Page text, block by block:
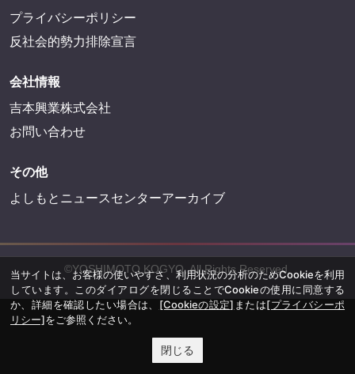
プライバシーポリシー
反社会的勢力排除宣言
会社情報
吉本興業株式会社
お問い合わせ
その他
よしもとニュースセンターアーカイブ
©YOSHIMOTO KOGYO, All Rights Reserved.
当サイトは、お客様の使いやすさ、利用状況の分析のためCookieを利用
しています。このダイアログを閉じることでCookieの使用に同意する
か、詳細を確認したい場合は、 [Cookieの設定] または[プライバシーポ
リシー]をご参照ください。
閉じる